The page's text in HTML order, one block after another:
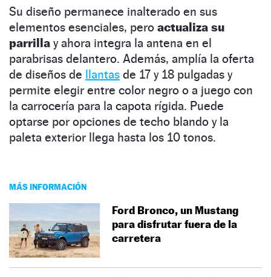
Su diseño permanece inalterado en sus
elementos esenciales, pero actualiza su
parrilla y ahora integra la antena en el
parabrisas delantero. Además, amplía la oferta
de diseños de llantas de 17 y 18 pulgadas y
permite elegir entre color negro o a juego con
la carrocería para la capota rígida. Puede
optarse por opciones de techo blando y la
paleta exterior llega hasta los 10 tonos.
MÁS INFORMACIÓN
Ford Bronco, un Mustang
para disfrutar fuera de la
carretera